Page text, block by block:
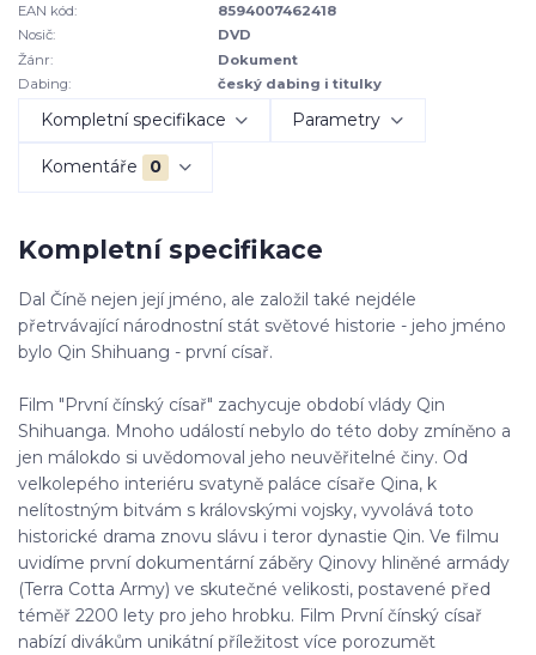
EAN kód:
8594007462418
Nosič:
DVD
Žánr:
Dokument
Dabing:
český dabing i titulky
Kompletní specifikace Parametry
Komentáře 0
Kompletní specifikace
Dal Číně nejen její jméno, ale založil také nejdéle
přetrvávající národnostní stát světové historie - jeho jméno
bylo Qin Shihuang - první císař.
Film "První čínský císař" zachycuje období vlády Qin
Shihuanga. Mnoho událostí nebylo do této doby zmíněno a
jen málokdo si uvědomoval jeho neuvěřitelné činy. Od
velkolepého interiéru svatyně paláce císaře Qina, k
nelítostným bitvám s královskými vojsky, vyvolává toto
historické drama znovu slávu i teror dynastie Qin. Ve filmu
uvidíme první dokumentární záběry Qinovy hliněné armády
(Terra Cotta Army) ve skutečné velikosti, postavené před
téměř 2200 lety pro jeho hrobku. Film První čínský císař
nabízí divákům unikátní příležitost více porozumět